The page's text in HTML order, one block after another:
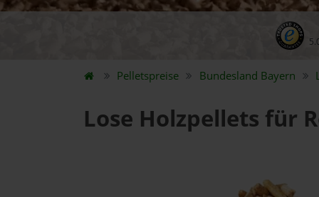
Pelletspreise Bundesland Bayern
Lose Holzpellets für